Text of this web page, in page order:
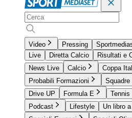
Video Pressing
Live
Diretta Calcio
Risultati e
News Live
Calcio Coppa
Probabili Formazioni
Squadre
Drive UP
Formula E Tennis
Podcast
Lifestyle
Un libro